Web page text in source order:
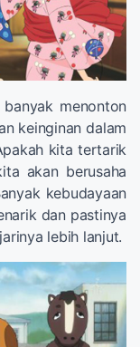
menonton
keinginan dalam
kita tertarik
akan berusaha
kebudayaan
dan pastinya
lebih lanjut.